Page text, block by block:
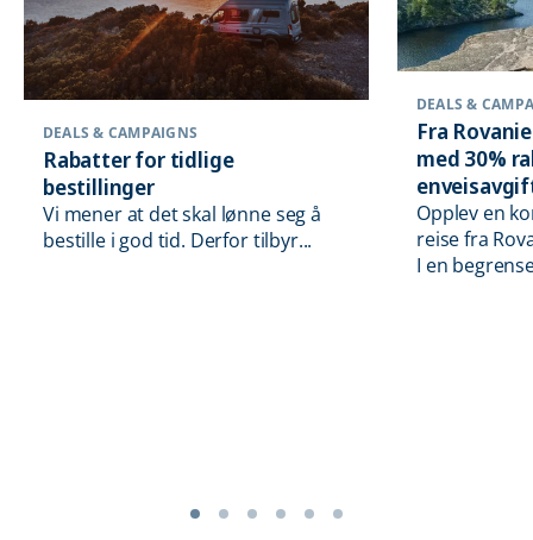
DEALS & CAMPAIGNS
Rabatter for tidlige
bestillinger
Vi mener at det skal lønne seg å
bestille i god tid. Derfor tilbyr...
DEALS &
Fra
med 30%
Opplev en
reise fra
I en